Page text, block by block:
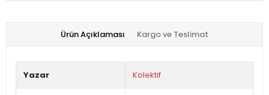
Ürün Açıklaması Kargo ve Teslimat
Yazar Kolektif